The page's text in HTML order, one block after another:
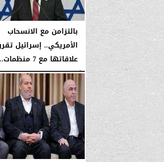
بالتزامن مع الانسحاب
الأمريكي.. إسرائيل
علاقاتها مع 7 منظمات...
الأربعاء، 14 يناير 2026 03:52 صـ